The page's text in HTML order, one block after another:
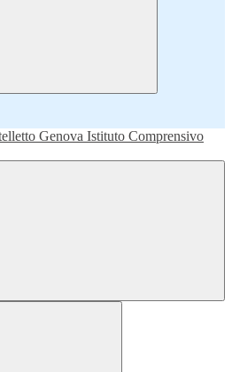
Istituto Comprensivo